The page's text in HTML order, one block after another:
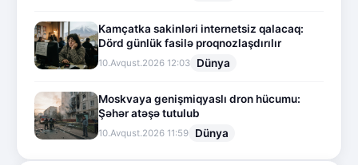
Kamçatka sakinləri internetsiz qalacaq:
Dörd günlük fasilə proqnozlaşdırılır
10.Avqust.2026 12:03 Dünya
Moskvaya genişmiqyaslı dron hücumu:
Şəhər atəşə tutulub
10.Avqust.2026 11:59 Dünya